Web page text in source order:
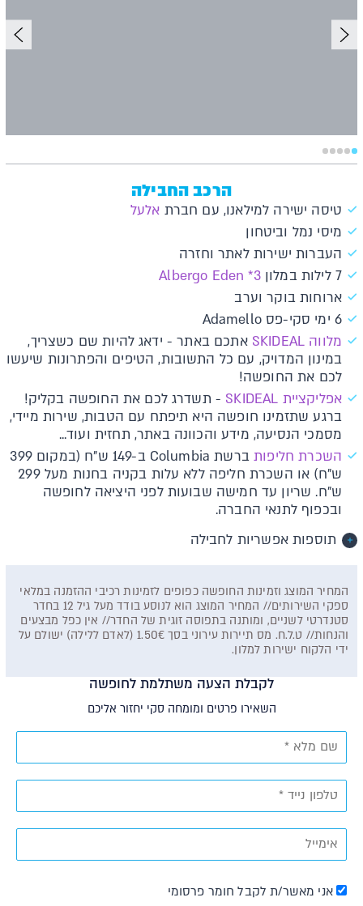
הרכב החבילה
טיסה ישירה למילאנו, עם חברת אלעל
מיסי נמל וביטחון
העברות ישירות לאתר וחזרה
7 לילות במלון
Albergo Eden *3
ארוחות בוקר וערב
6 ימי סקי-פס Adamello
מלווה SKIDEAL
אתכם באתר - ידאג להיות שם כשצריך,
במינון המדויק, עם כל התשובות, הטיפים והפתרונות שיעשו
לכם את החופשה!
אפליקציית SKIDEAL
- תשדרג לכם את החופשה בקליק!
ברגע שתזמינו חופשה היא תיפתח עם הטבות, שירות מיידי,
מסמכי הנסיעה, מידע והכוונה באתר, תחזית ועוד...
השכרת חליפות
ברשת Columbia ב-149 ש"ח (במקום 399
ש"ח) או השכרת חליפה ללא עלות בקניה בחנות מעל 299
ש"ח. שריון עד חמישה שבועות לפני היציאה לחופשה
ובכפוף לתנאי החברה.
תוספות אפשריות לחבילה
המחיר המוצג וזמינות החופשה כפופים לזמינות רכיבי ההזמנה במלאי
ספקי השירותים// המחיר המוצג הוא לנוסע בודד מעל גיל 12 בחדר
סטנדרטי לשניים, ומותנה בתפוסה זוגית של החדר// אין כפל מבצעים
והנחות// ט.ל.ח. מס תיירות עירוני בסך 1.50€ (לאדם ללילה) ישולם על
ידי הלקוח ישירות למלון.
לקבלת הצעה משתלמת לחופשה
השאירו פרטים ומומחה סקי יחזור אליכם
אני מאשר/ת לקבל חומר פרסומי